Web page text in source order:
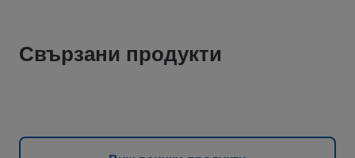
Свързани продукти